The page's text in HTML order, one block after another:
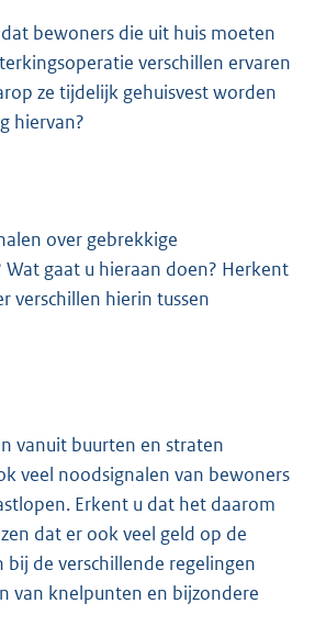
bewoners die uit huis moeten
verschillen ervaren
ze tijdelijk gehuisvest worden
hiervan?
over gebrekkige
gaat u hieraan doen? Herkent
verschillen hierin tussen
vanuit buurten en straten
veel noodsignalen van bewoners
Erkent u dat het daarom
dat er ook veel geld op de
de verschillende regelingen
van knelpunten en bijzondere